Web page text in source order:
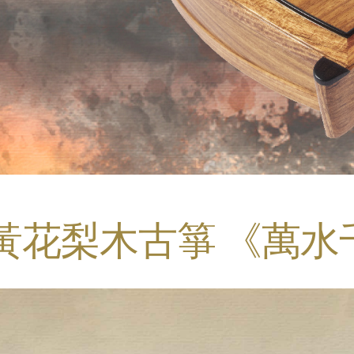
花梨木古箏 《萬水